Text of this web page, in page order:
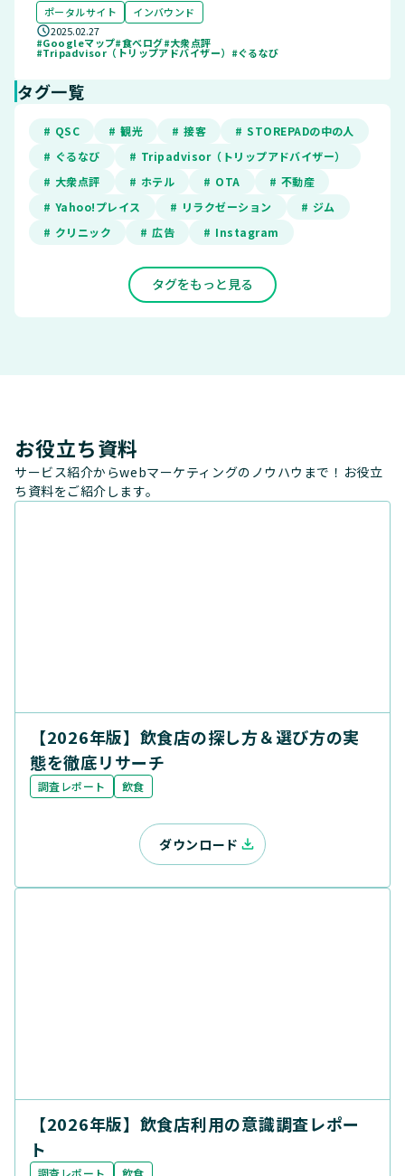
ポータルサイト
インバウンド
2025.02.27
#Googleマップ#食べログ#大衆点評
#Tripadvisor（トリップアドバイザー） #ぐるなび
タグ一覧
# QSC # 観光 # 接客
# STOREPADの中の人
# ぐるなび
# Tripadvisor（トリップアドバイザー）
# 大衆点評
# ホテル # OTA
# 不動産
# Yahoo!プレイス
# リラクゼーション
# ジム
# クリニック
# 広告 # Instagram
タグをもっと見る
お役立ち資料
サービス紹介からwebマーケティングのノウハウまで！お役立
ち資料をご紹介します。
【2026年版】飲食店の探し方＆選び方の実
態を徹底リサーチ
調査レポート 飲食
ダウンロード
【2026年版】飲食店利用の意識調査レポー
ト
調査レポート 飲食